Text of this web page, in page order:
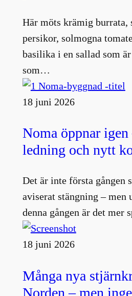
Här möts krämig burrata,
persikor, solmogna
basilika i en sallad som
som…
18 juni 2026
Noma öppnar
ledning och nytt
Det är inte första gången
aviserat stängning – men
denna gången är det
18 juni 2026
Många nya
Norden – men